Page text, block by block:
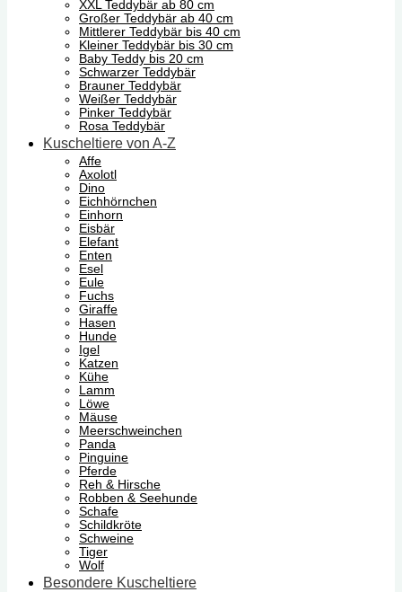
XXL Teddybär ab 80 cm
Großer Teddybär ab 40 cm
Mittlerer Teddybär bis 40 cm
Kleiner Teddybär bis 30 cm
Baby Teddy bis 20 cm
Schwarzer Teddybär
Brauner Teddybär
Weißer Teddybär
Pinker Teddybär
Rosa Teddybär
Kuscheltiere von A-Z
Affe
Axolotl
Dino
Eichhörnchen
Einhorn
Eisbär
Elefant
Enten
Esel
Eule
Fuchs
Giraffe
Hasen
Hunde
Igel
Katzen
Kühe
Lamm
Löwe
Mäuse
Meerschweinchen
Panda
Pinguine
Pferde
Reh & Hirsche
Robben & Seehunde
Schafe
Schildkröte
Schweine
Tiger
Wolf
Besondere Kuscheltiere